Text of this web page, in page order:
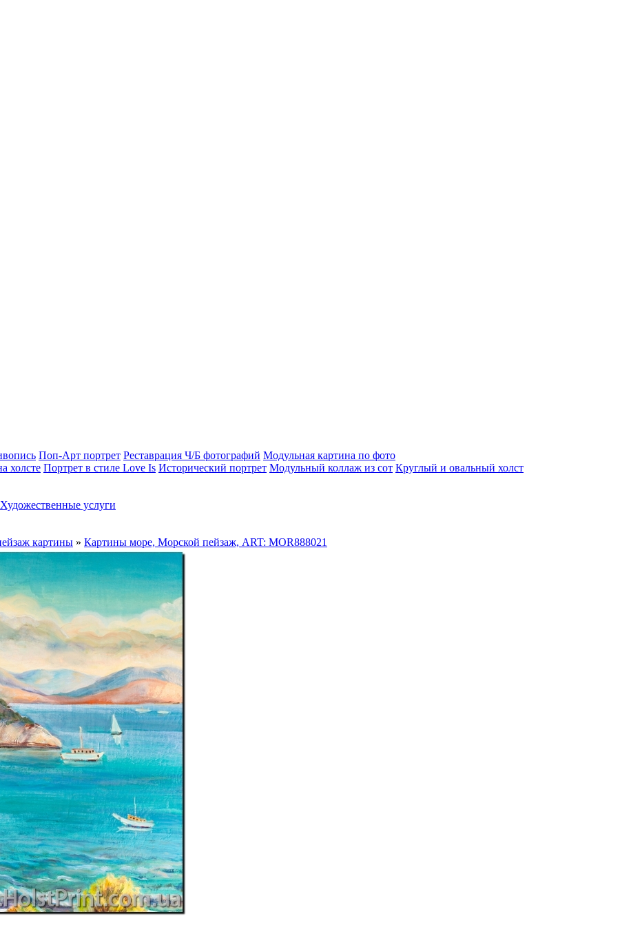
Поп-Арт портрет Реставрация Ч/Б фотографий Модульная картина по фото
холсте Портрет в стиле Love Is Исторический портрет Модульный коллаж из сот Круглый и овальный холст
Художественные услуги
картины » Картины море, Морской пейзаж, ART: MOR888021